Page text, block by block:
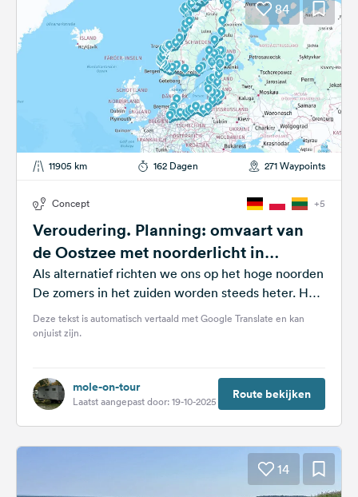
84
11905 km 162 Dagen 271 Waypoints
Concept +5
Veroudering. Planning: omvaart van
de Oostzee met noorderlicht in
oktober
Als alternatief richten we ons op het hoge noorden
De zomers in het zuiden worden steeds heter. Het
plan bestaat...
Deze tekst is automatisch vertaald met Google Translate en kan
onjuist zijn.
mole-on-tour
Laatst aangepast door: 19-10-2025 Route bekijken
14